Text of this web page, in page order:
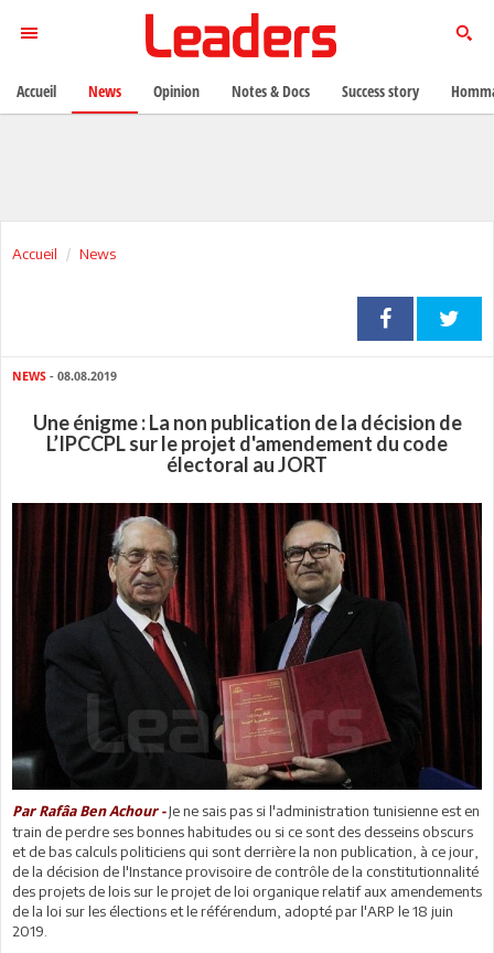
Accueil News
NEWS - 08.08.2019
Une énigme : La non publication de la décision de
L’IPCCPL sur le projet d'amendement du code
électoral au JORT
Par Rafâa Ben Achour -Je ne sais pas si l'administration tunisienne est en
train de perdre ses bonnes habitudes ou si ce sont des desseins obscurs
et de bas calculs politiciens qui sont derrière la non publication, à ce jour,
de la décision de l'Instance provisoire de contrôle de la constitutionnalité
des projets de lois sur le projet de loi organique relatif aux amendements
de la loi sur les élections et le référendum, adopté par l'ARP le 18 juin
2019.
Accueil News Opinion Notes & Docs Success story